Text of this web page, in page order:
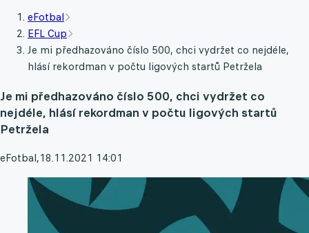
eFotbal
EFL Cup
Je mi předhazováno číslo 500, chci vydržet co nejdéle,
hlásí rekordman v počtu ligových startů Petržela
Je mi předhazováno číslo 500, chci vydržet co
nejdéle, hlásí rekordman v počtu ligových startů
Petržela
eFotbal,18.11.2021 14:01